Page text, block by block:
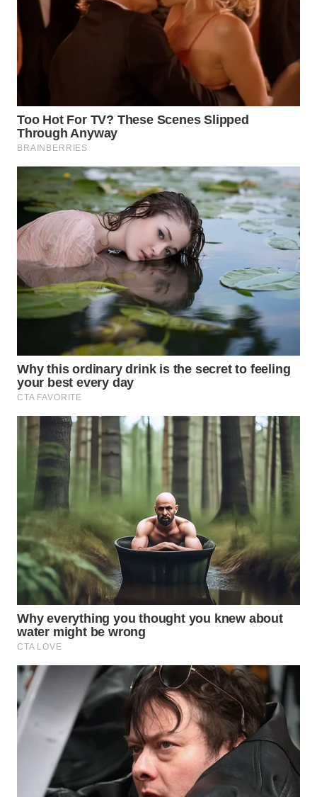
KUNINGAN
WN
SUBANG
SUKABUMI
WN
PURWAKARTA
WN
PRIANGAN
TIMUR
SEMARANG
WN
SOLO
WN
BOROBUDUR
WN
MADURA
WN
SURABAYA
WN
NATUNA
WN
MANDALIKA
LIKUPANG